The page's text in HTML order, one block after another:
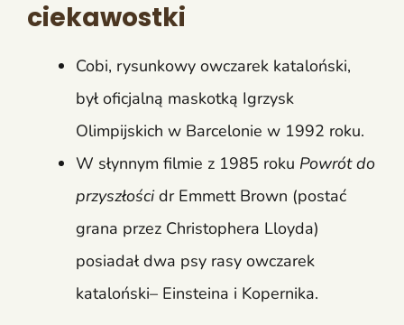
ciekawostki
Cobi, rysunkowy owczarek kataloński,
był oficjalną maskotką Igrzysk
Olimpijskich w Barcelonie w 1992 roku.
W słynnym filmie z 1985 roku Powrót do
przyszłościdr Emmett Brown (postać
grana przez Christophera Lloyda)
posiadał dwa psy rasy owczarek
kataloński– Einsteina i Kopernika.